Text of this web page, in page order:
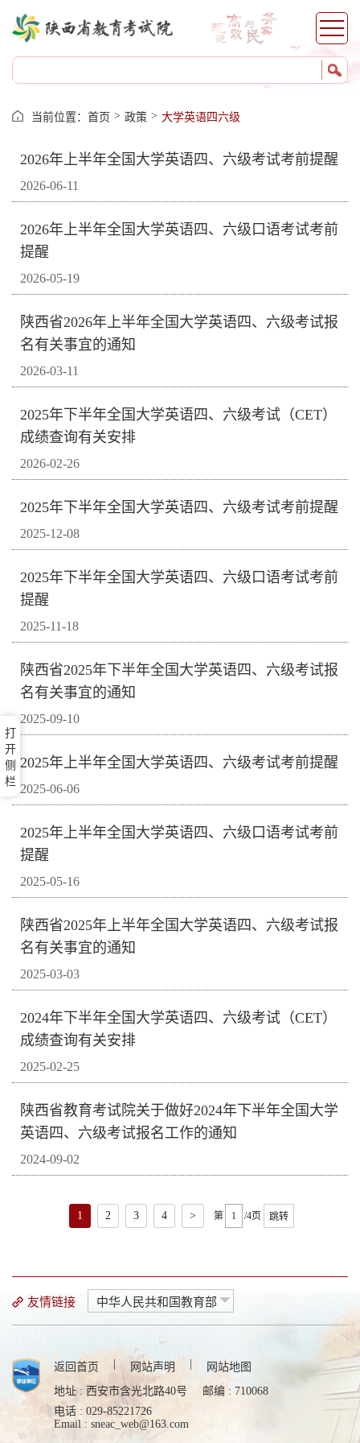
当前位置： 首页 > 政策 > 大学英语四六级
打
开
侧
栏
2026年上半年全国大学英语四、六级考试考前提醒
2026-06-11
2026年上半年全国大学英语四、六级口语考试考前
提醒
2026-05-19
陕西省2026年上半年全国大学英语四、六级考试报
名有关事宜的通知
2026-03-11
2025年下半年全国大学英语四、六级考试（CET）
成绩查询有关安排
2026-02-26
2025年下半年全国大学英语四、六级考试考前提醒
2025-12-08
2025年下半年全国大学英语四、六级口语考试考前
提醒
2025-11-18
陕西省2025年下半年全国大学英语四、六级考试报
名有关事宜的通知
2025-09-10
2025年上半年全国大学英语四、六级考试考前提醒
2025-06-06
2025年上半年全国大学英语四、六级口语考试考前
提醒
2025-05-16
陕西省2025年上半年全国大学英语四、六级考试报
名有关事宜的通知
2025-03-03
2024年下半年全国大学英语四、六级考试（CET）
成绩查询有关安排
2025-02-25
陕西省教育考试院关于做好2024年下半年全国大学
英语四、六级考试报名工作的通知
2024-09-02
1 2 3 4 > 第 /4页 跳转
友情链接 中华人民共和国教育部
返回首页 网站声明
网站地图
地址 : 西安市含光北路40号
邮编 : 710068
电话 : 029-85221726
Email : sneac_web@163.com